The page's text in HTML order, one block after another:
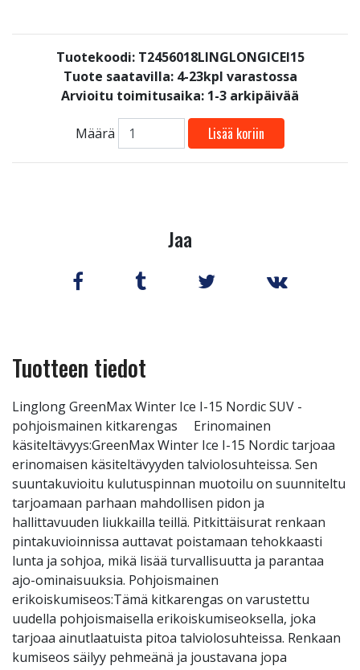
Tuotekoodi: T2456018LINGLONGICEI15
Tuote saatavilla: 4-23kpl varastossa
Arvioitu toimitusaika: 1-3 arkipäivää
Määrä Lisää koriin
Jaa
Tuotteen tiedot
Linglong GreenMax Winter Ice I-15 Nordic SUV -
pohjoismainen kitkarengas Erinomainen
käsiteltävyys:GreenMax Winter Ice I-15 Nordic tarjoaa
erinomaisen käsiteltävyyden talviolosuhteissa. Sen
suuntakuvioitu kulutuspinnan muotoilu on suunniteltu
tarjoamaan parhaan mahdollisen pidon ja
hallittavuuden liukkailla teillä. Pitkittäisurat renkaan
pintakuvioinnissa auttavat poistamaan tehokkaasti
lunta ja sohjoa, mikä lisää turvallisuutta ja parantaa
ajo-ominaisuuksia. Pohjoismainen
erikoiskumiseos:Tämä kitkarengas on varustettu
uudella pohjoismaisella erikoiskumiseoksella, joka
tarjoaa ainutlaatuista pitoa talviolosuhteissa. Renkaan
kumiseos säilyy pehmeänä ja joustavana jopa